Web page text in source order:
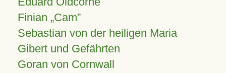
Finian Cam
Sebastian von der heiligen Maria
Gibert und Gefährten
Goran von Cornwall